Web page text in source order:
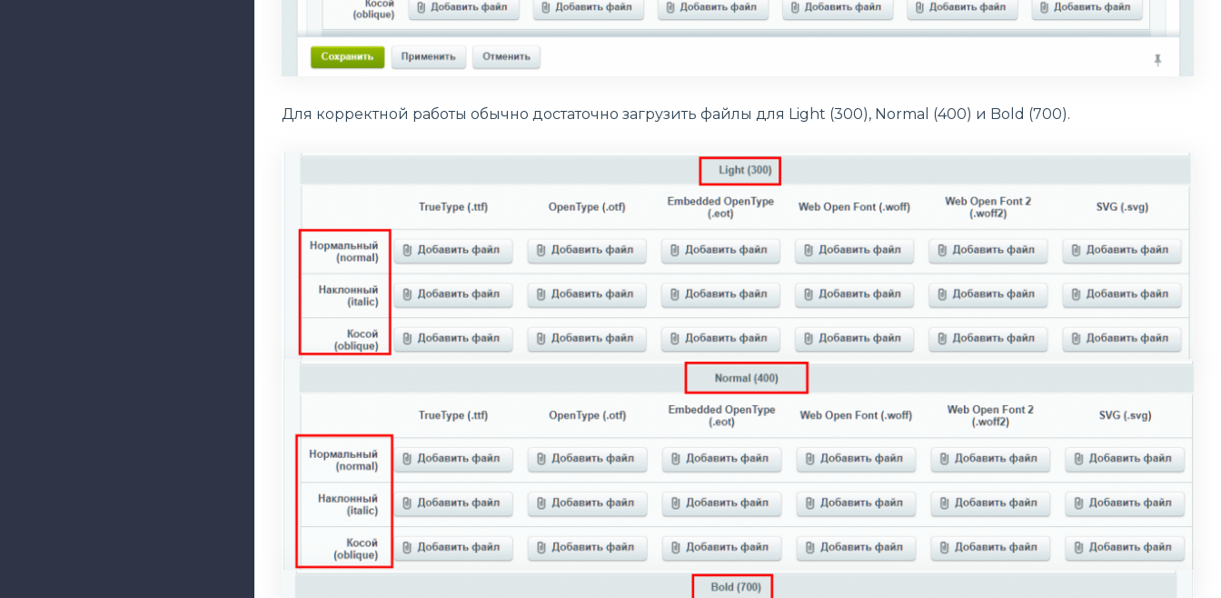
Для корректной работы обычно достаточно загрузить файлы для Light (300), Normal (400) и Bold (700).